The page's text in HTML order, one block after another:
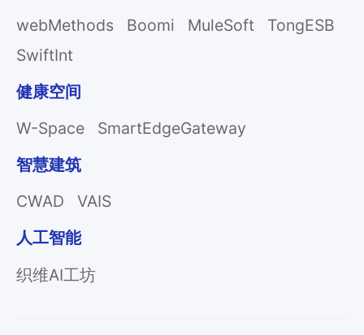
webMethods
Boomi MuleSoft
TongESB
SwiftInt
健康空间
W-Space
SmartEdgeGateway
智慧建筑
CWAD
VAIS
人工智能
织维AI工坊